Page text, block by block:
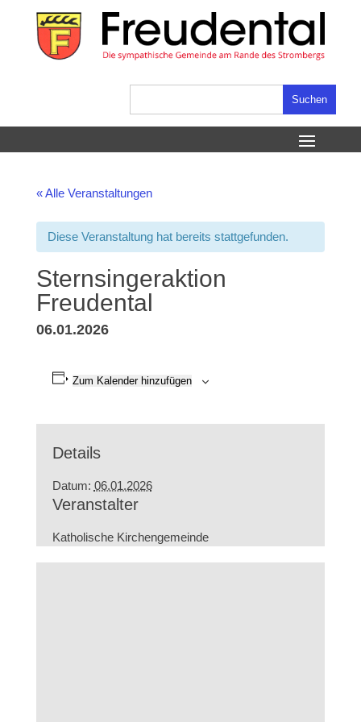
content
nach:
« Alle Veranstaltungen
Diese Veranstaltung hat bereits stattgefunden.
Sternsingeraktion
Freudental
06.01.2026
Zum Kalender hinzufügen
Details
Datum: 06.01.2026
Veranstalter
Katholische Kirchengemeinde